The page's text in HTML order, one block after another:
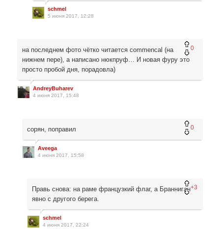
schmel
5 июня 2017, 12:28
0
на последнем фото чётко читается commencal (на
нижнем пере), а написано нюкпруф… И новая фуру это
просто пробой дня, порадовла)
AndreyBuharev
4 июня 2017, 15:48
0
сорян, поправил
Aveega
4 июня 2017, 15:58
+3
Правь снова: на раме французкий флаг, а Бранниган
явно с другого берега.
schmel
4 июня 2017, 22:24